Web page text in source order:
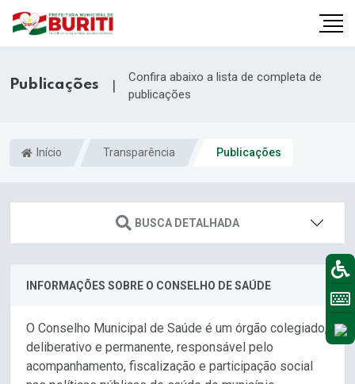
Publicações |
Confira abaixo a lista de completa de
publicações
Início Transparência Publicações
BUSCA DETALHADA
INFORMAÇÕES SOBRE O CONSELHO DE SAÚDE
O Conselho Municipal de Saúde é um órgão colegiado,
deliberativo e permanente, responsável pelo
acompanhamento, fiscalização e participação social